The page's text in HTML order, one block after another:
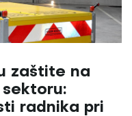
zaštite na
radnika pri